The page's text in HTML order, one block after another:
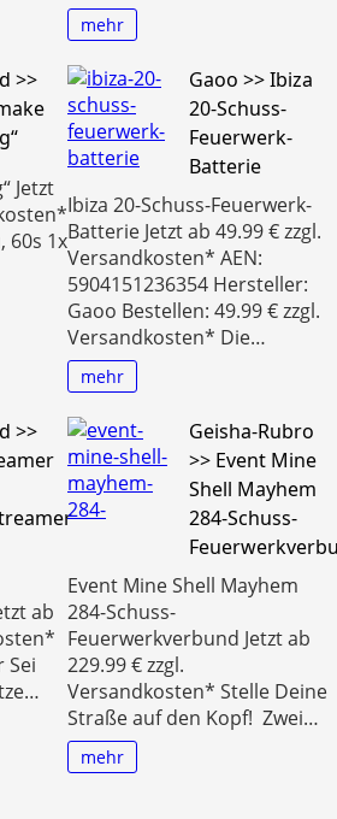
mehr
>>
Jetzt
60s 1x
Gaoo >> Ibiza
20-Schuss-
Feuerwerk-
Batterie
Ibiza 20-Schuss-Feuerwerk-
Batterie Jetzt ab 49.99 € zzgl.
Versandkosten* AEN:
5904151236354 Hersteller:
Gaoo Bestellen: 49.99 € zzgl.
Versandkosten* Die…
mehr
>>
ab
Sei
Geisha-Rubro
>> Event Mine
Shell Mayhem
284-Schuss-
Event Mine Shell Mayhem
284-Schuss-
Feuerwerkverbund Jetzt ab
229.99 € zzgl.
Versandkosten* Stelle Deine
Straße auf den Kopf! Zwei…
mehr